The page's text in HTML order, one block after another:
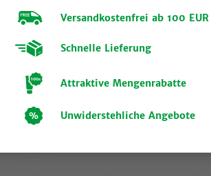
Versandkostenfrei ab 100 EUR
Schnelle Lieferung
Attraktive Mengenrabatte
Unwiderstehliche Angebote